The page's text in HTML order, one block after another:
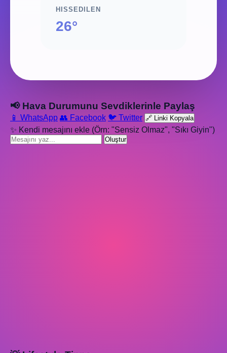
HISSEDILEN
26°
📢 Hava Durumunu Sevdiklerinle Paylaş
📱 WhatsApp 👥 Facebook 🐦 Twitter 🔗 Linki Kopyala
✨ Kendi mesajını ekle (Örn: "Sensiz Olmaz", "Sıkı Giyin")
Oluştur